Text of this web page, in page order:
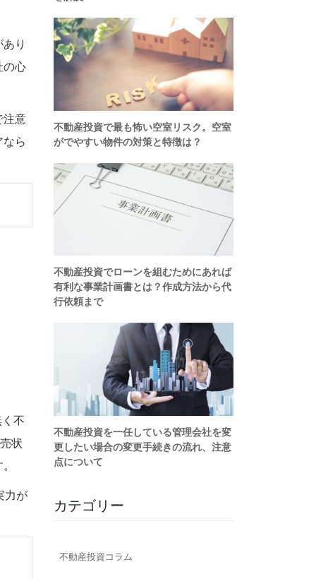
り
の心
注意
なら
不
状
力が
カテゴリー
不動産投資コラム